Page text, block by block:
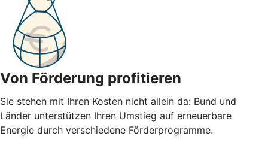
Von Förderung profitieren
Sie stehen mit Ihren Kosten nicht allein da: Bund und
Länder unterstützen Ihren Umstieg auf erneuerbare
Energie durch verschiedene Förderprogramme.